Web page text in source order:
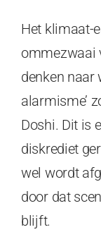
Het klimaat-
ommezwaai
denken naar
alarmisme’
Doshi. Dit is
diskrediet
wel wordt
door dat
blijft.